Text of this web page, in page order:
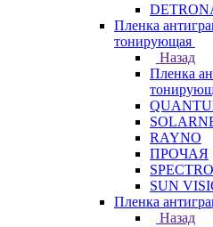
Пленка
тонирующая
Назад
Пленка
RAYNO
ПРОЧАЯ
SUN
Пленка
Назад